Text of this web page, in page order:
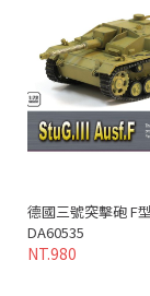
德國三號突擊砲 F
DA60535
NT.980